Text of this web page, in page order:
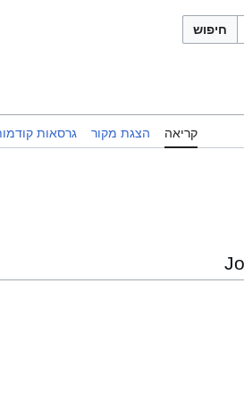
חיפוש
קריאה הצגת מקור גרסאות